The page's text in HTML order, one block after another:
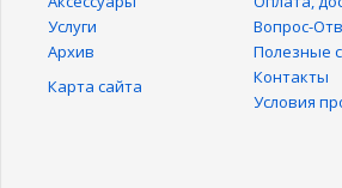
Услуги
Архив
Карта сайта
Вопрос-
Полезные
Контакты
Условия